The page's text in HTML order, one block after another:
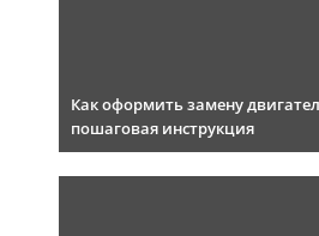
Как оформить замену
пошаговая инструкция